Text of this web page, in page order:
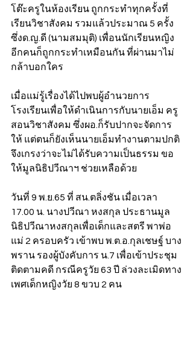
โต๊ะครูในห้องเรียน ถูกกระทำทุกครั้งที่
เรียนวิชาสังคม รวมแล้วประมาณ 5 ครั้ง
ซึ่งด.ญ.ดี (นามสมมุติ) เพื่อนนักเรียนหญิง
อีกคนก็ถูกกระทำเหมือนกัน ที่ผ่านมาไม่
กล้าบอกใคร
เมื่อแม่รู้เรื่องได้ไปพบผู้อำนวยการ
โรงเรียนเพื่อให้ดำเนินการกับนายเอ็ม ครู
สอนวิชาสังคม ซึ่งผอ.ก็รับปากจะจัดการ
ให้ แต่ตนก็ยังเห็นนายเอ็มทำงานตามปกติ
จึงเกรงว่าจะไม่ได้รับความเป็นธรรม ขอ
ให้มูลนิธิปวีณาฯ ช่วยเหลือด้วย
วันที่ 9 พ.ย.65 ที่ สน.ตลิ่งชัน เมื่อเวลา
17.00 น. นางปวีณา หงสกุล ประธานมูล
นิธิปวีณาหงสกุลเพื่อเด็กและสตรี พาพ่อ
แม่ 2 ครอบครัว เข้าพบ พ.ต.อ.กุลเชษฐ์ บาง
พราน รองผู้บังคับการ น.7 เพื่อเข้าประชุม
ติดตามคดี กรณีครูวัย 63 ปี ล่วงละเมิดทาง
เพศเด็กหญิงวัย 8 ขวบ 2 คน